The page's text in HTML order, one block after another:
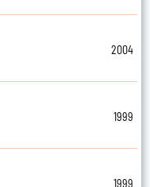
2004
1999
1999